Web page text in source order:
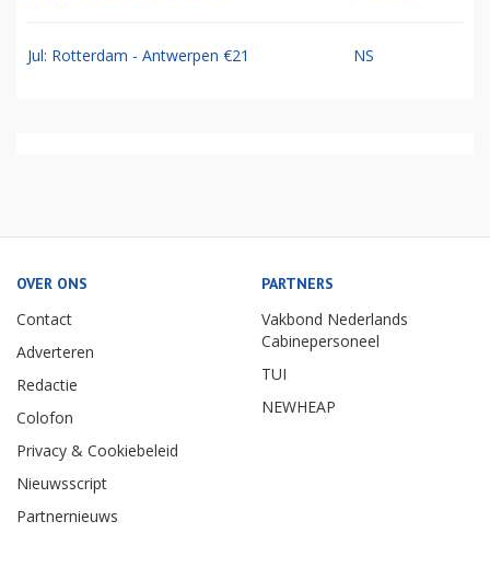
Jul: Rotterdam - Antwerpen €21 NS
OVER ONS
Contact
Adverteren
Redactie
Colofon
Privacy & Cookiebeleid
Nieuwsscript
Partnernieuws
PARTNERS
Vakbond Nederlands
Cabinepersoneel
TUI
NEWHEAP